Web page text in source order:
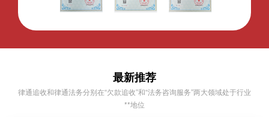
最新推荐
律通追收和律通法务分别在“欠款追收”和“法务咨询服务”两大领域处于行业
**地位